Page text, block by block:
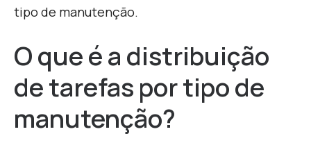
tipo de manutenção.
O que é a distribuição
de tarefas por tipo de
manutenção?